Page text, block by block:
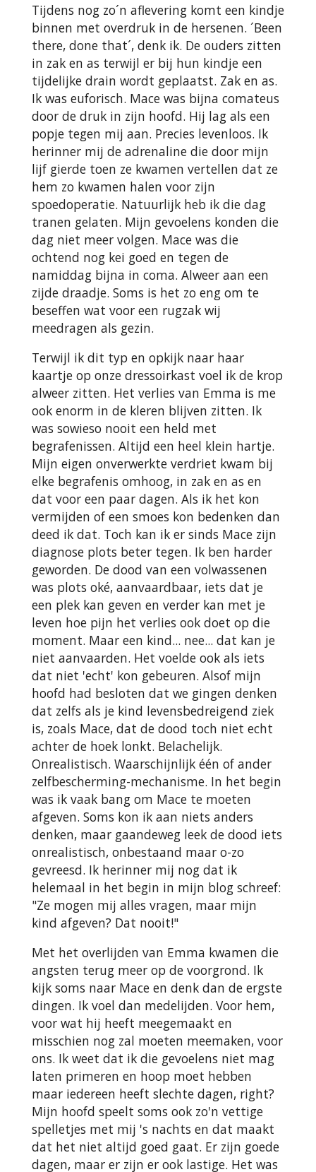
Tijdens nog zo´n aflevering komt een kindje
binnen met overdruk in de hersenen. ´Been
there, done that´, denk ik. De ouders zitten
in zak en as terwijl er bij hun kindje een
tijdelijke drain wordt geplaatst. Zak en as.
Ik was euforisch. Mace was bijna comateus
door de druk in zijn hoofd. Hij lag als een
popje tegen mij aan. Precies levenloos. Ik
herinner mij de adrenaline die door mijn
lijf gierde toen ze kwamen vertellen dat ze
hem zo kwamen halen voor zijn
spoedoperatie. Natuurlijk heb ik die dag
tranen gelaten. Mijn gevoelens konden die
dag niet meer volgen. Mace was die
ochtend nog kei goed en tegen de
namiddag bijna in coma. Alweer aan een
zijde draadje. Soms is het zo eng om te
beseffen wat voor een rugzak wij
meedragen als gezin.
Terwijl ik dit typ en opkijk naar haar
kaartje op onze dressoirkast voel ik de krop
alweer zitten. Het verlies van Emma is me
ook enorm in de kleren blijven zitten. Ik
was sowieso nooit een held met
begrafenissen. Altijd een heel klein hartje.
Mijn eigen onverwerkte verdriet kwam bij
elke begrafenis omhoog, in zak en as en
dat voor een paar dagen. Als ik het kon
vermijden of een smoes kon bedenken dan
deed ik dat. Toch kan ik er sinds Mace zijn
diagnose plots beter tegen. Ik ben harder
geworden. De dood van een volwassenen
was plots oké, aanvaardbaar, iets dat je
een plek kan geven en verder kan met je
leven hoe pijn het verlies ook doet op die
moment. Maar een kind... nee... dat kan je
niet aanvaarden. Het voelde ook als iets
dat niet 'echt' kon gebeuren. Alsof mijn
hoofd had besloten dat we gingen denken
dat zelfs als je kind levensbedreigend ziek
is, zoals Mace, dat de dood toch niet echt
achter de hoek lonkt. Belachelijk.
Onrealistisch. Waarschijnlijk één of ander
zelfbescherming-mechanisme. In het begin
was ik vaak bang om Mace te moeten
afgeven. Soms kon ik aan niets anders
denken, maar gaandeweg leek de dood iets
onrealistisch, onbestaand maar o-zo
gevreesd. Ik herinner mij nog dat ik
helemaal in het begin in mijn blog schreef:
"Ze mogen mij alles vragen, maar mijn
kind afgeven? Dat nooit!"
Met het overlijden van Emma kwamen die
angsten terug meer op de voorgrond. Ik
kijk soms naar Mace en denk dan de ergste
dingen. Ik voel dan medelijden. Voor hem,
voor wat hij heeft meegemaakt en
misschien nog zal moeten meemaken, voor
ons. Ik weet dat ik die gevoelens niet mag
laten primeren en hoop moet hebben
maar iedereen heeft slechte dagen, right?
Mijn hoofd speelt soms ook zo'n vettige
spelletjes met mij 's nachts en dat maakt
dat het niet altijd goed gaat. Er zijn goede
dagen, maar er zijn er ook lastige. Het was